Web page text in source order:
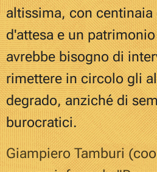
altissima, con
d'attesa e un
avrebbe bisogno di
rimettere in circolo gli
degrado, anziché di
burocratici.
Giampiero Tamburi